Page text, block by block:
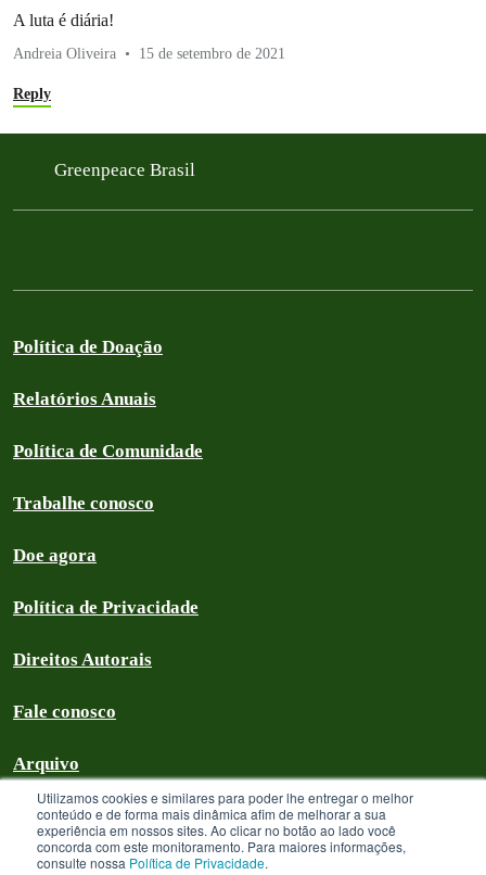
Utilizamos cookies e similares para poder lhe entregar o melhor
conteúdo e de forma mais dinâmica afim de melhorar a sua
experiência em nossos sites. Ao clicar no botão ao lado você
concorda com este monitoramento. Para maiores informações,
consulte nossa Política de Privacidade.
A luta é diária!
Andreia Oliveira 15 de setembro de 2021
Reply
Greenpeace Brasil
Política de Doação
Relatórios Anuais
Política de Comunidade
Trabalhe conosco
Doe agora
Política de Privacidade
Direitos Autorais
Fale conosco
Arquivo
Greenpeace Brasil 2026